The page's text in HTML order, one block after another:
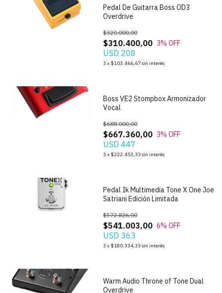
Pedal De Guitarra Boss OD3
Overdrive
$310.400,00
$320.000,00
3% OFF
USD 208
3 x $103.466,67sin interés
Boss VE2 Stompbox Armonizador
Vocal
$667.360,00
$688.000,00
3% OFF
USD 447
3 x $222.453,33 sin interés
Pedal Ik Multimedia Tone X One Joe
Satriani Edición Limitada
$541.003,00
$572.826,00
6% OFF
USD 363
3 x $180.334,33 sin interés
Warm Audio Throne of Tone Dual
Overdrive